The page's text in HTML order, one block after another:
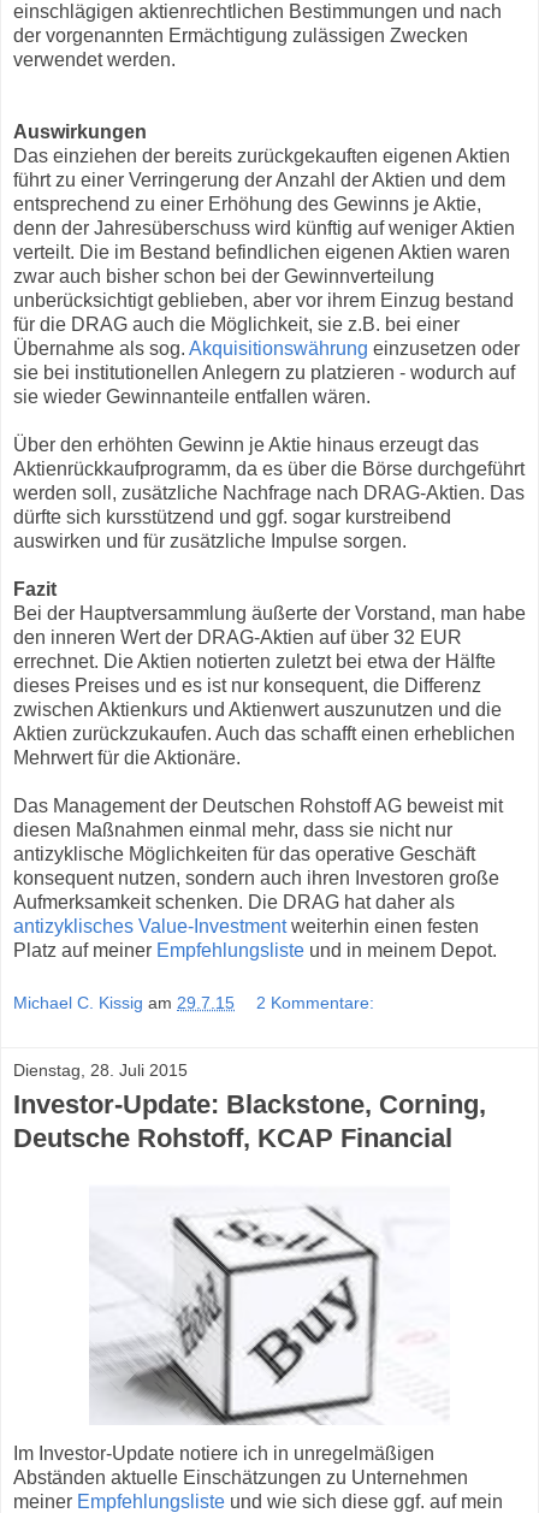
einschlägigen aktienrechtlichen Bestimmungen und nach
der vorgenannten Ermächtigung zulässigen Zwecken
verwendet werden.
Auswirkungen
Das einziehen der bereits zurückgekauften eigenen Aktien
führt zu einer Verringerung der Anzahl der Aktien und dem
entsprechend zu einer Erhöhung des Gewinns je Aktie,
denn der Jahresüberschuss wird künftig auf weniger Aktien
verteilt. Die im Bestand befindlichen eigenen Aktien waren
zwar auch bisher schon bei der Gewinnverteilung
unberücksichtigt geblieben, aber vor ihrem Einzug bestand
für die DRAG auch die Möglichkeit, sie z.B. bei einer
Übernahme als sog. Akquisitionswährung einzusetzen oder
sie bei institutionellen Anlegern zu platzieren - wodurch auf
sie wieder Gewinnanteile entfallen wären.
Über den erhöhten Gewinn je Aktie hinaus erzeugt das
Aktienrückkaufprogramm, da es über die Börse durchgeführt
werden soll, zusätzliche Nachfrage nach DRAG-Aktien. Das
dürfte sich kursstützend und ggf. sogar kurstreibend
auswirken und für zusätzliche Impulse sorgen.
Fazit
Bei der Hauptversammlung äußerte der Vorstand, man habe
den inneren Wert der DRAG-Aktien auf über 32 EUR
errechnet. Die Aktien notierten zuletzt bei etwa der Hälfte
dieses Preises und es ist nur konsequent, die Differenz
zwischen Aktienkurs und Aktienwert auszunutzen und die
Aktien zurückzukaufen. Auch das schafft einen erheblichen
Mehrwert für die Aktionäre.
Das Management der Deutschen Rohstoff AG beweist mit
diesen Maßnahmen einmal mehr, dass sie nicht nur
antizyklische Möglichkeiten für das operative Geschäft
konsequent nutzen, sondern auch ihren Investoren große
Aufmerksamkeit schenken. Die DRAG hat daher als
antizyklisches Value-Investmentweiterhin einen festen
Platz auf meiner Empfehlungsliste und in meinem Depot.
Michael C. Kissig am 29.7.15 2 Kommentare:
Dienstag, 28. Juli 2015
Investor-Update: Blackstone, Corning,
Deutsche Rohstoff, KCAP Financial
Im Investor-Update notiere ich in unregelmäßigen
Abständen aktuelle Einschätzungen zu Unternehmen
meiner Empfehlungsliste und wie sich diese ggf. auf mein